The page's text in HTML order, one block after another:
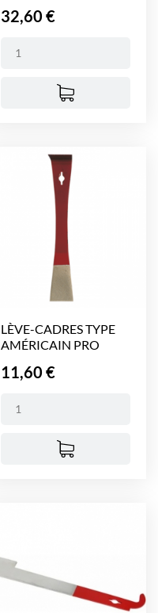
Prix
32,60 €
LÈVE-CADRES TYPE
AMÉRICAIN PRO
Prix
11,60 €